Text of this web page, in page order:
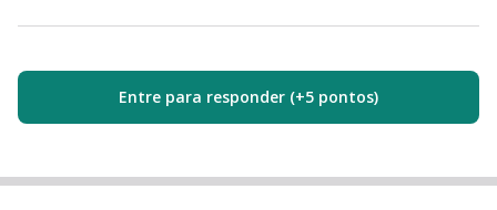
Entre para responder (+5 pontos)